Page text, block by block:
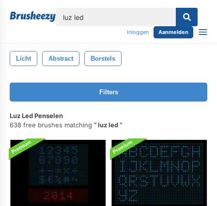
Inloggen Aanmelden
Licht Abstract Borstels
Filters
Luz Led Penselen
638 free brushes matching
luz led